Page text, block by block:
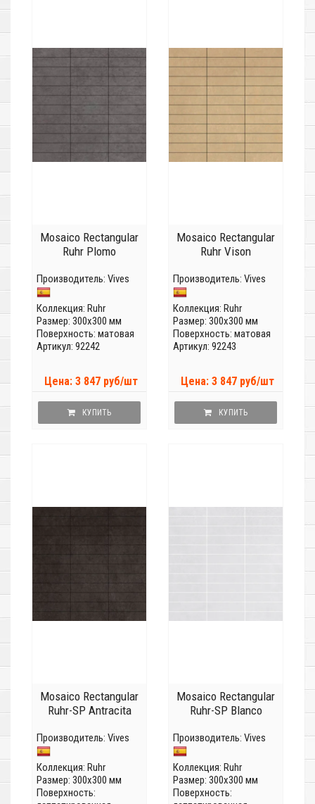
Mosaico Rectangular
Ruhr Plomo
Производитель: Vives
Коллекция: Ruhr
Размер: 300x300 мм
Поверхность: матовая
Артикул: 92242
Цена: 3 847 руб/шт
КУПИТЬ
Mosaico Rectangular
Ruhr Vison
Производитель: Vives
Коллекция: Ruhr
Размер: 300x300 мм
Поверхность: матовая
Артикул: 92243
Цена: 3 847 руб/шт
КУПИТЬ
Mosaico Rectangular
Ruhr-SP Antracita
Производитель: Vives
Коллекция: Ruhr
Размер: 300x300 мм
Поверхность:
Mosaico Rectangular
Ruhr-SP Blanco
Производитель: Vives
Коллекция: Ruhr
Размер: 300x300 мм
Поверхность: